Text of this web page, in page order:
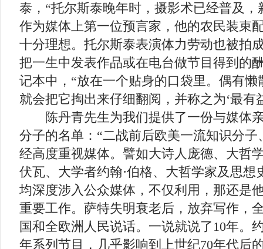
泰，“托尔斯泰晚年时，摄影术已经普及
作为媒体上第一位预言家，他的农民装束
十分理想。托尔斯泰表演体力劳动也被拍
把一生中发表作品或在电台做节目得到的
记本中，“放在一个贴身的口袋里。偶有
就会把它掏出来仔细翻阅，并称之为‘最有
陈丹青先生为我们提供了一份与媒体
分子的名单：“二战前后欧美一流知识分
经高度重视媒体。譬如大诗人庞德、大哲
伏瓦、大学者约翰·伯格、大哲学家及思想
均深度涉入公众媒体，不仅利用，那还是
重要工作。萨特失明衰老后，放弃写作，
国和全欧洲人民说话。一说就说了10年。
年系列节目，几乎影响到上世纪70年代后